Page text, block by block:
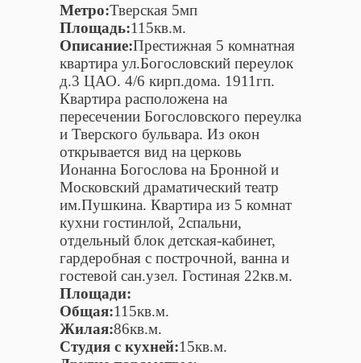
Метро:Тверская 5мп
Площадь:115кв.м.
Описание:Престижная 5 комнатная
квартира ул.Богословский переулок
д.3 ЦАО. 4/6 кирп.дома. 1911гп.
Квартира расположена на
пересечении Богословского переулка
и Тверского бульвара. Из окон
открывается вид на церковь
Ионанна Богослова на Бронной и
Московский драматический театр
им.Пушкина. Квартира из 5 комнат
кухни гостинлой, 2спальни,
отдельный блок детская-кабинет,
гардеробная с построчной, ванна и
гостевой сан.узел. Гостиная 22кв.м.
Площади:
Общая:115кв.м.
Жилая:86кв.м.
Студия с кухней:15кв.м.